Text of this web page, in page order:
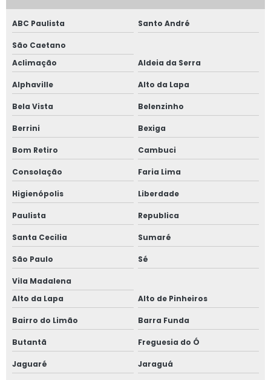
ABC Paulista Santo André
São Caetano
Aclimação
Aldeia da Serra
Alphaville Alto da Lapa
Bela Vista Belenzinho
Berrini Bexiga
Bom Retiro Cambuci
Consolação Faria Lima
Higienópolis Liberdade
Paulista Republica
Santa Cecilia Sumaré
São Paulo Sé
Vila Madalena
Alto da Lapa
Alto de Pinheiros
Bairro do Limão Barra Funda
Butantã Freguesia do Ó
Jaguaré Jaraguá